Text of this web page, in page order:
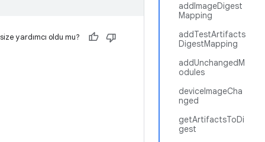
addImageDigest
Mapping
addTestArtifacts
DigestMapping
addUnchangedM
odules
deviceImageCha
nged
getArtifactsToDi
gest
yardımcı oldu mu?